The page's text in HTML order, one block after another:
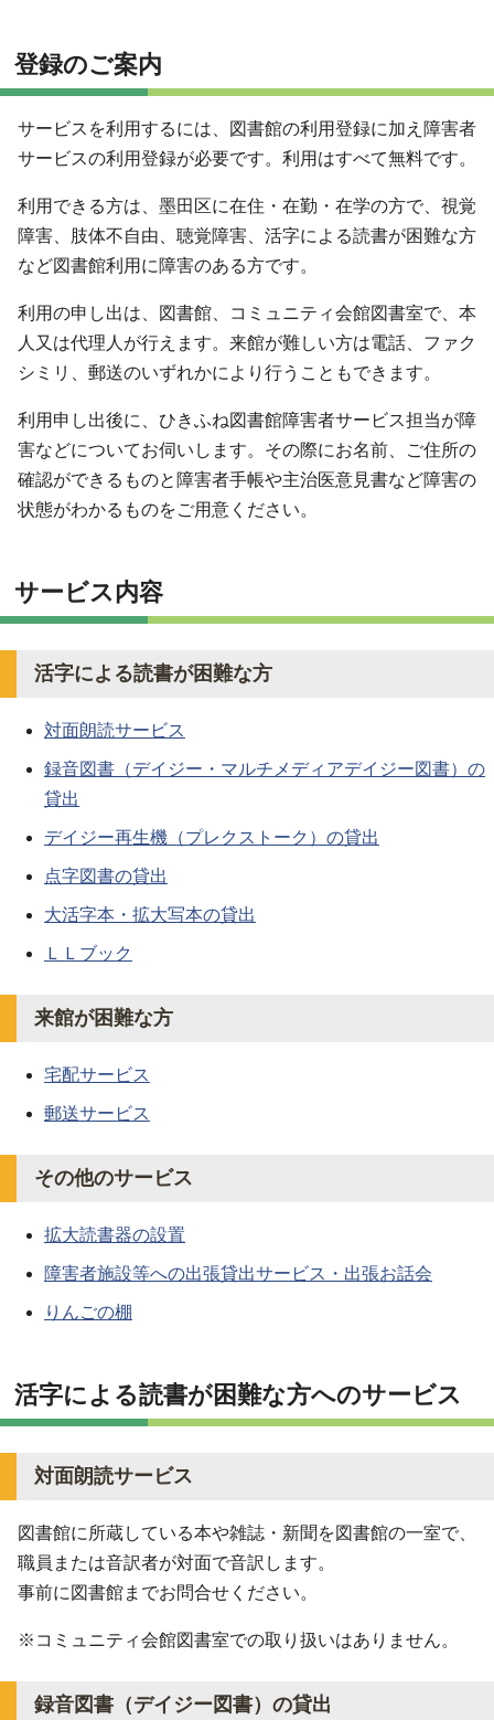
登録のご案内
サービスを利用するには、図書館の利用登録に加え障害者
サービスの利用登録が必要です。利用はすべて無料です。
利用できる方は、墨田区に在住・在勤・在学の方で、視覚
障害、肢体不自由、聴覚障害、活字による読書が困難な方
など図書館利用に障害のある方です。
利用の申し出は、図書館、コミュニティ会館図書室で、本
人又は代理人が行えます。来館が難しい方は電話、ファク
シミリ、郵送のいずれかにより行うこともできます。
利用申し出後に、ひきふね図書館障害者サービス担当が障
害などについてお伺いします。その際にお名前、ご住所の
確認ができるものと障害者手帳や主治医意見書など障害の
状態がわかるものをご用意ください。
サービス内容
活字による読書が困難な方
対面朗読サービス
録音図書（デイジー・マルチメディアデイジー図書）の
貸出
デイジー再生機（プレクストーク）の貸出
点字図書の貸出
大活字本・拡大写本の貸出
ＬＬブック
来館が困難な方
宅配サービス
郵送サービス
その他のサービス
拡大読書器の設置
障害者施設等への出張貸出サービス・出張お話会
りんごの棚
活字による読書が困難な方へのサービス
対面朗読サービス
図書館に所蔵している本や雑誌・新聞を図書館の一室で、
職員または音訳者が対面で音訳します。
事前に図書館までお問合せください。
※コミュニティ会館図書室での取り扱いはありません。
録音図書（デイジー図書）の貸出